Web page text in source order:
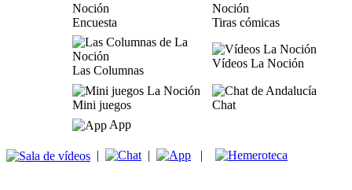
Encuesta Tiras cómicas
Las Columnas
Vídeos La Noción
Mini juegos
Chat
App
| | |